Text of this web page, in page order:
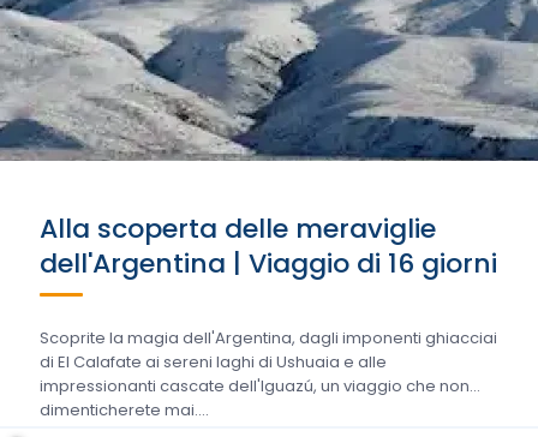
Alla scoperta delle meraviglie
dell'Argentina | Viaggio di 16 giorni
Scoprite la magia dell'Argentina, dagli imponenti ghiacciai
di El Calafate ai sereni laghi di Ushuaia e alle
impressionanti cascate dell'Iguazú, un viaggio che non
dimenticherete mai....